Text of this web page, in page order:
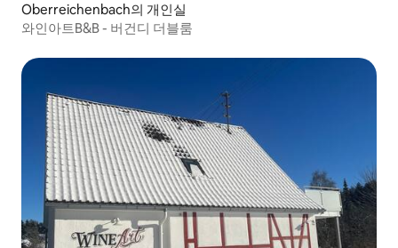
Oberreichenbach의 개인실
와인아트B&B - 버건디 더블룸